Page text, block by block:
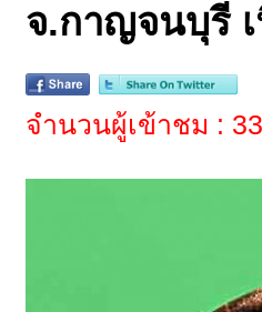
จ.กาญจนบุรี
จำนวนผู้เข้าชม :